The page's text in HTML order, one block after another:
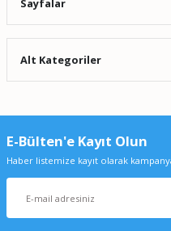
Sayfalar
Alt Kategoriler
E-Bülten'e Kayıt Olun
Haber listemize kayıt olarak